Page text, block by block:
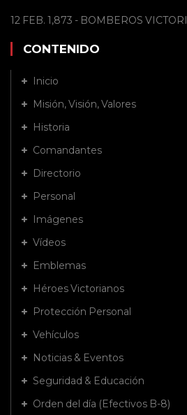
12 FEB. 1,873 - BOMBEROS
CONTENIDO
Inicio
Misión, Visión, Valores
Historia
Comandantes
Directorio
Personal
Imágenes
Vídeos
Emblemas
Héroes Victorianos
Protección Personal
Vehículos
Noticias & Eventos
Seguridad & Educación
Orden del día (Efectivos B-8)